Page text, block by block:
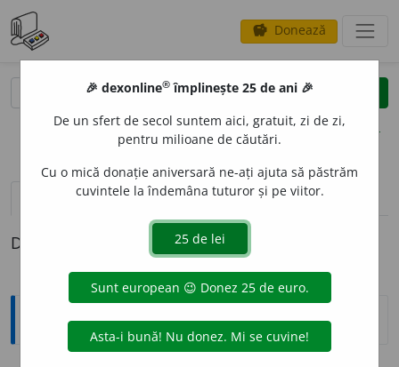
savings Donează
clear
opțiuni
definiții (1) pronunțievolume_up (50)
Definiția cu ID-ul 351342:
Explicative DEX
🎉 dexonline® împlinește 25 de ani 🎉
De un sfert de secol suntem aici, gratuit, zi de zi,
pentru milioane de căutări.
Cu o mică donație aniversară ne-ați ajuta să păstrăm
cuvintele la îndemâna tuturor și pe viitor.